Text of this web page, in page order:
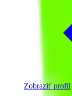
Zobraziť profil